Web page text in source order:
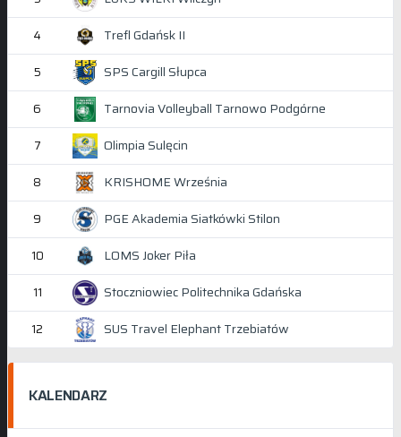
4 Trefl Gdańsk II
5 SPS Cargill Słupca
6 Tarnovia Volleyball Tarnowo Podgórne
7 Olimpia Sulęcin
8 KRISHOME Września
9 PGE Akademia Siatkówki Stilon
10 LOMS Joker Piła
11 Stoczniowiec Politechnika Gdańska
12 SUS Travel Elephant Trzebiatów
KALENDARZ